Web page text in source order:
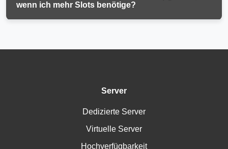
wenn ich mehr Slots benötige?
Server
Dedizierte Server
Virtuelle Server
Hochverfügbarkeit